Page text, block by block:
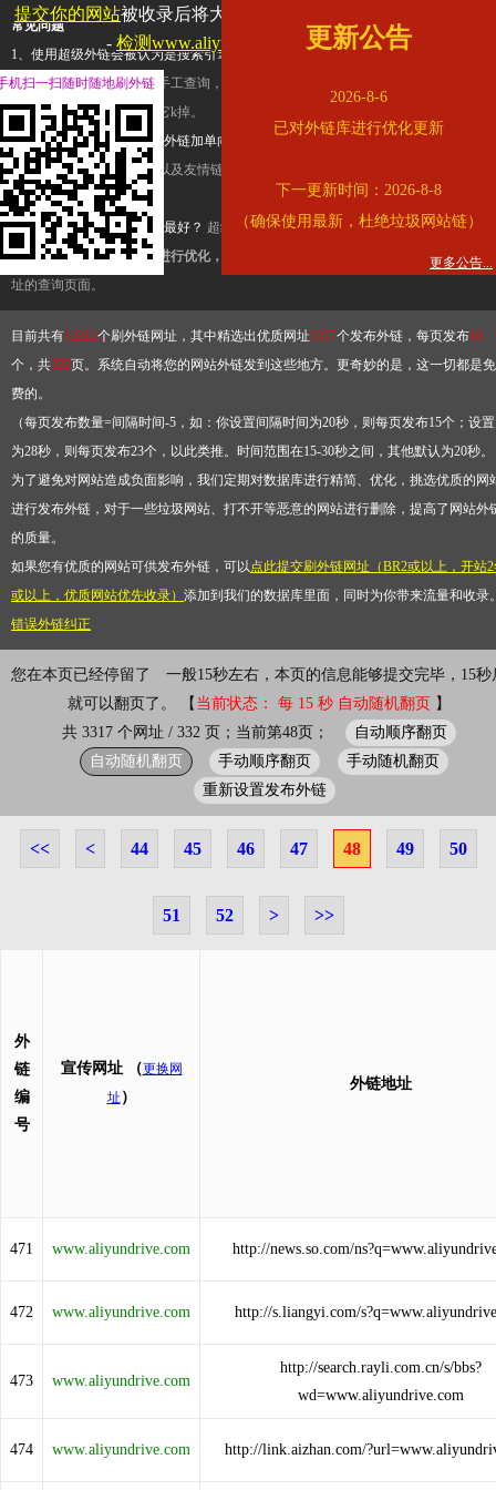
常见问题
1、使用超级外链会被认为是搜索引擎优化作弊吗？ 超级外链只是一个简便而集成
查询工具，模拟的是正常手工查询，不是作弊。如果是作弊，那您可以使用超级外
推广竞争对手的网址，让它k掉。
2、网站优化单纯依靠超级外链加单向链接可行吗？
链，需要结合普通的外链以及友情链接，您可以到站长论坛发布外链，到友情链接
台交换友情链接。
3、如何使用超级外链效果最好？ 超级外链不同于普通的外链，它是动态的链接，
有频繁使用超级外链工具进行优化，才能获得稳定的外链
，最终使搜索引擎收录带
址的查询页面。
目前共有13212个刷外链网址，其中精选出优质网址3317个发布外链，每页发布10
个，共332页。系统自动将您的网站外链发到这些地方。更奇妙的是，这一切都是免
费的。
（每页发布数量=间隔时间-5，如：你设置间隔时间为20秒，则每页发布15个；设置
为28秒，则每页发布23个，以此类推。时间范围在15-30秒之间，其他默认为20秒
为了避免对网站造成负面影响，我们定期对数据库进行精简、优化，挑选优质的网
进行发布外链，对于一些垃圾网站、打不开等恶意的网站进行删除，提高了网站外
的质量。
如果您有优质的网站可供发布外链，可以点此提交刷外链网址（BR2或以上，开站
或以上，优质网站优先收录） 添加到我们的数据库里面，同时为你带来流量和收录
错误外链纠正
您在本页已经停留了
一般15秒左右，本页的信息能够提交完毕，15秒
就可以翻页了。 【 当前状态： 每 15 秒 自动随机翻页 】
共 3317 个网址 / 332 页；当前第48页；
自动顺序翻页
自动随机翻页
手动顺序翻页
手动随机翻页
重新设置发布外链
<< < 44 45 46 47 48 49 50
51 52 > >>
外
链
编
号
宣传网址 （更换网
址 ）
外链地址
471 www.aliyundrive.com http://news.so.com/
472 www.aliyundrive.com http://s.liangyi.com/
473 www.aliyundrive.com
http://search.rayli.com.cn/s/bbs?
wd=www.aliyundrive.com
474 www.aliyundrive.com http://link.aizhan.com/
提交你的网站被收录后将大幅提升流量和外链，
- 检测www.aliyundrive.com是否收录
更新公告
2026-8-6
已对外链库进行优化更新
下一更新时间：2026-8-8
（确保使用最新，杜绝垃圾网站链）
更多公告...
机扫一扫随时随地刷外链